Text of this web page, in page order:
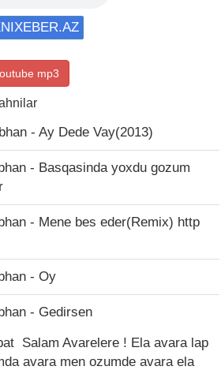
mp3
- Ay Dede Vay(2013)
- Basqasinda yoxdu gozum
- Mene bes eder(Remix) http
- Oy
- Gedirsen
Salam Avarelere ! Ela avara lap
avara men ozumde avara ela